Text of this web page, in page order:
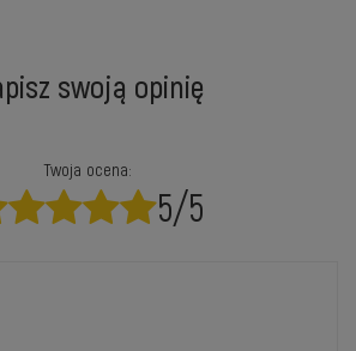
swoją opinię
Twoja ocena:
5/5